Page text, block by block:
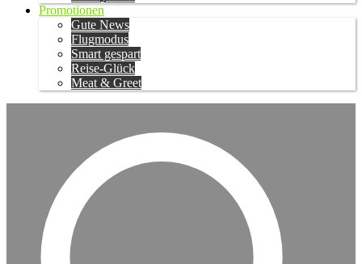
Promotionen
Gute News
Flugmodus
Smart gespart
Reise-Glück
Meat & Greet